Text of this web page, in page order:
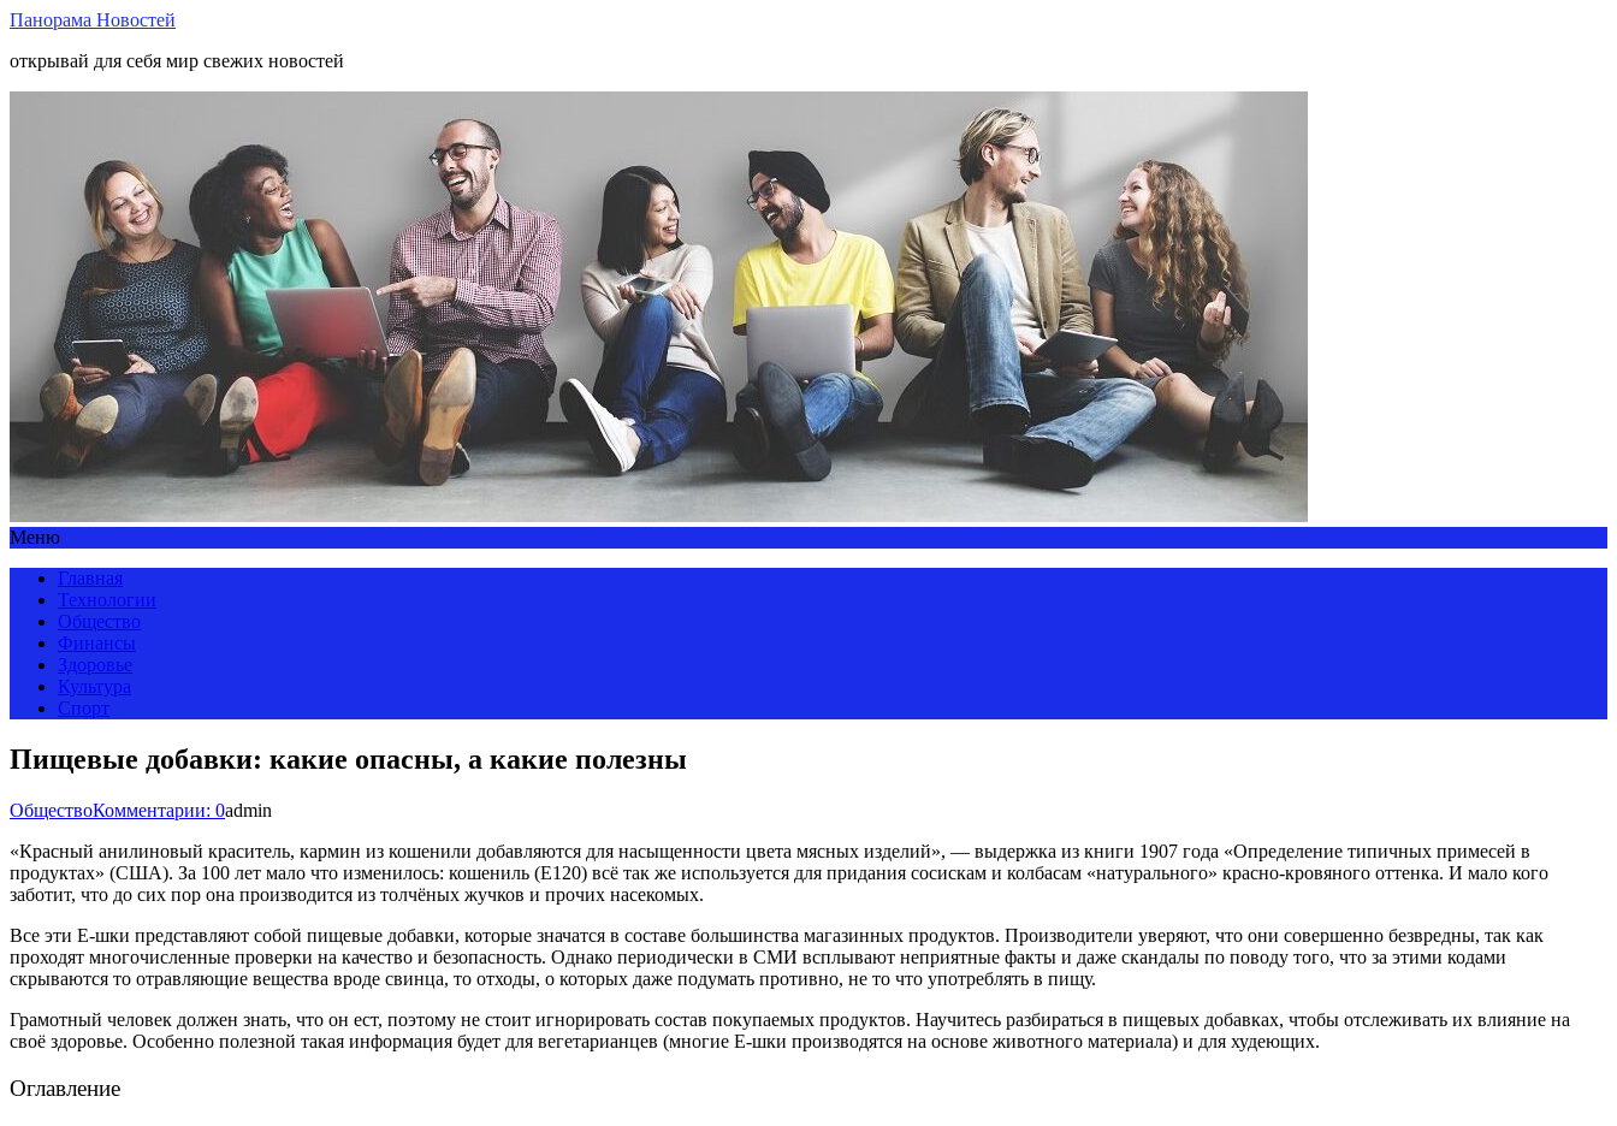
Панорама Новостей
открывай для себя мир свежих новостей
Меню
Главная
Технологии
Общество
Финансы
Здоровье
Культура
Спорт
Пищевые добавки: какие опасны, а какие полезны
ОбществоКомментарии: 0admin
«Красный анилиновый краситель, кармин из кошенили добавляются для насыщенности цвета мясных изделий», — выдержка из книги 1907 года «Определение типичных примесей в
продуктах» (США). За 100 лет мало что изменилось: кошениль (Е120) всё так же используется для придания сосискам и колбасам «натурального» красно-кровяного оттенка. И мало кого
заботит, что до сих пор она производится из толчёных жучков и прочих насекомых.
Все эти Е-шки представляют собой пищевые добавки, которые значатся в составе большинства магазинных продуктов. Производители уверяют, что они совершенно безвредны, так как
проходят многочисленные проверки на качество и безопасность. Однако периодически в СМИ всплывают неприятные факты и даже скандалы по поводу того, что за этими кодами
скрываются то отравляющие вещества вроде свинца, то отходы, о которых даже подумать противно, не то что употреблять в пищу.
Грамотный человек должен знать, что он ест, поэтому не стоит игнорировать состав покупаемых продуктов. Научитесь разбираться в пищевых добавках, чтобы отслеживать их влияние на
своё здоровье. Особенно полезной такая информация будет для вегетарианцев (многие Е-шки производятся на основе животного материала) и для худеющих.
Оглавление